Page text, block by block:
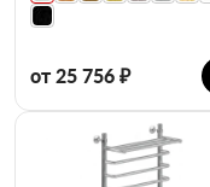
от 25 756 ₽